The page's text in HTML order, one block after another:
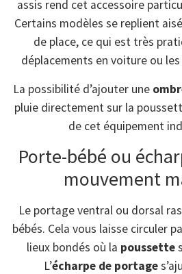
assis rend cet accessoire
Certains modèles se replient
de place, ce qui est très
déplacements en voiture ou
La possibilité d’ajouter une
pluie directement sur la
de cet équipement
Porte-bébé ou
mouvement
Le portage ventral ou dorsal
bébés. Cela vous laisse circuler
lieux bondés où la poussette
L’écharpe de portage